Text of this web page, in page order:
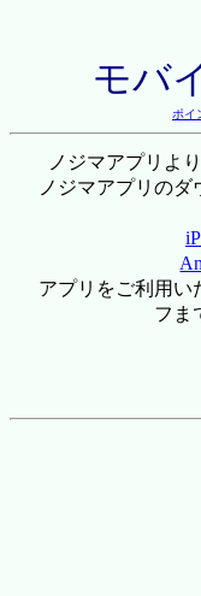
モバ
ポイ
ノジマアプリよ
ノジマアプリの
アプリをご利用い
フま